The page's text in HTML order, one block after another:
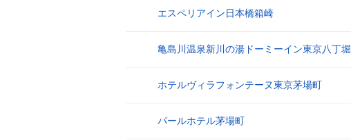
エスペリアイン日本橋箱崎
亀島川温泉新川の湯ドーミーイン東京八丁堀
ホテルヴィラフォンテーヌ東京茅場町
パールホテル茅場町